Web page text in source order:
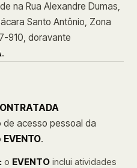
na Rua Alexandre Dumas,
Santo Antônio, Zona
910, doravante
.
acesso pessoal da
EVENTO.
o EVENTO inclui atividades